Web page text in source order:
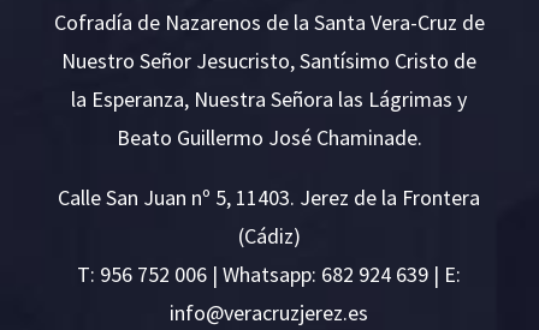
Cofradía de Nazarenos de la Santa Vera-Cruz de
Nuestro Señor Jesucristo, Santísimo Cristo de
la Esperanza, Nuestra Señora las Lágrimas y
Beato Guillermo José Chaminade.
Calle San Juan nº 5, 11403. Jerez de la Frontera
(Cádiz)
T: 956 752 006 | Whatsapp: 682 924 639 | E:
se.ze
rejzu
rcare
v@ofn
i